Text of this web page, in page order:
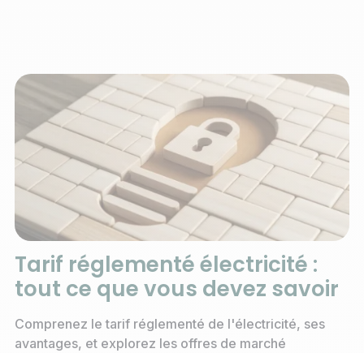
Tarif réglementé électricité :
tout ce que vous devez savoir
Comprenez le tarif réglementé de l'électricité, ses
avantages, et explorez les offres de marché